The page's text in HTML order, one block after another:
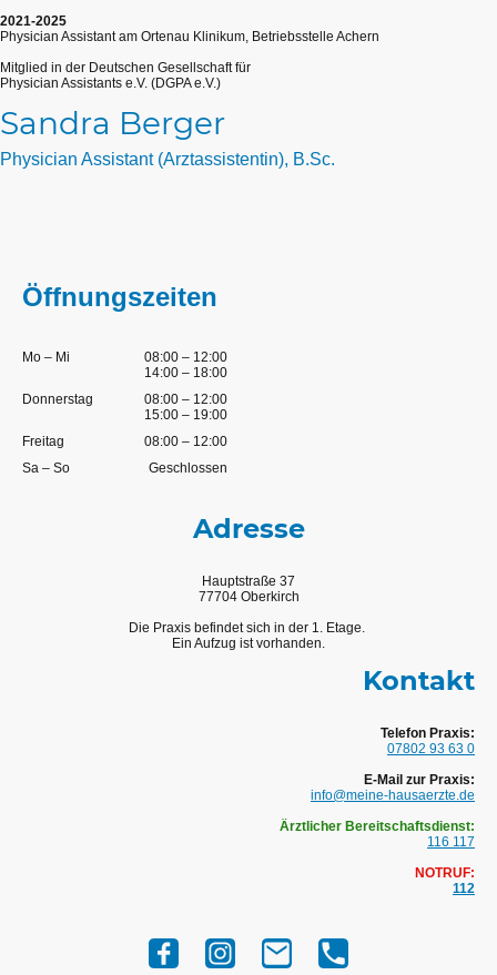
2021-2025
Physician Assistant am Ortenau Klinikum, Betriebsstelle Achern
Mitglied in der Deutschen Gesellschaft für
Physician Assistants e.V. (DGPA e.V.)
Sandra Berger
Physician Assistant (Arztassistentin), B.Sc.
Öffnungszeiten
Mo – Mi 08:00 – 12:00
14:00 – 18:00
Donnerstag
08:00 – 12:00
15:00 – 19:00
Freitag
08:00 – 12:00
Sa – So Geschlossen
Adresse
Hauptstraße 37
77704 Oberkirch
Die Praxis befindet sich in der 1. Etage.
Ein Aufzug ist vorhanden.
Kontakt
Telefon Praxis:
07802 93 63 0
E-Mail zur Praxis:
info@meine-hausaerzte.de
Ärztlicher Bereitschaftsdienst:
116 117
NOTRUF:
112